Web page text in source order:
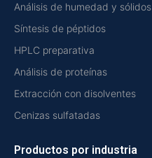
Análisis de humedad y sólidos
Síntesis de péptidos
HPLC preparativa
Análisis de proteínas
Extracción con disolventes
Cenizas sulfatadas
Productos por industria